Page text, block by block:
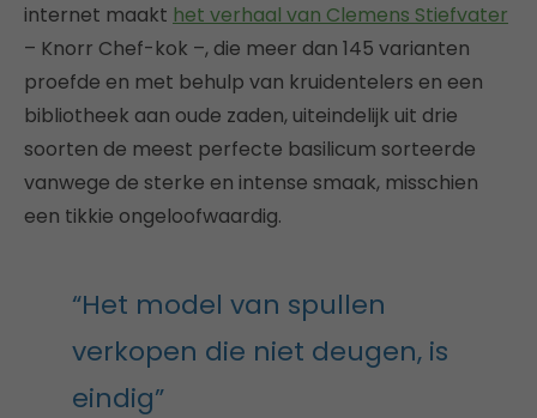
internet maakt het verhaal van Clemens Stiefvater
– Knorr Chef-kok –, die meer dan 145 varianten
proefde en met behulp van kruidentelers en een
bibliotheek aan oude zaden, uiteindelijk uit drie
soorten de meest perfecte basilicum sorteerde
vanwege de sterke en intense smaak, misschien
een tikkie ongeloofwaardig.
“Het model van spullen
verkopen die niet deugen, is
eindig”